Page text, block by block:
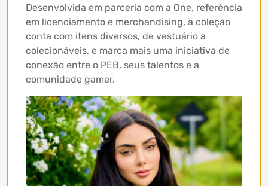
Desenvolvida em parceria com a One, referência
em licenciamento e merchandising, a coleção
conta com itens diversos, de vestuário a
colecionáveis, e marca mais uma iniciativa de
conexão entre o PEB, seus talentos e a
comunidade gamer.